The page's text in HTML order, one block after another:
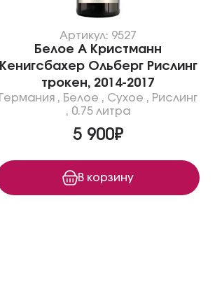
Артикул: 9527
Белое А Кристманн
Кенигсбахер Ольберг Рислинг
трокен, 2014-2017
Германия , Белое , Сухое , Рислинг
, 0.75 литра
5 900₽
В корзину